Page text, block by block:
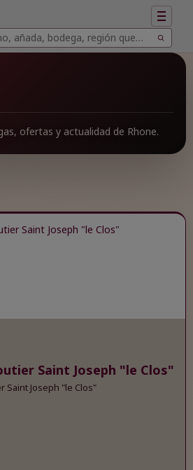
Mostrar
ofertas y actualidad de Rhone.
Saint Joseph "le Clos"
Saint Joseph "le Clos"